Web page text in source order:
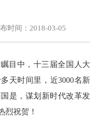
间：2018-03-05
目中，十三届全国人大
天时间里，近3000名新
是，谋划新时代改革发
烈祝贺！